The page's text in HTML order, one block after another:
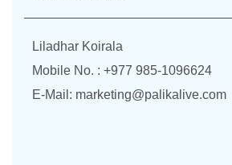
Liladhar Koirala
Mobile No. : +977 985-1096624
E-Mail: marketing@palikalive.com